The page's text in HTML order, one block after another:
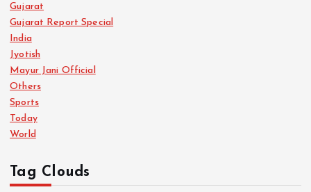
Gujarat
Gujarat Report Special
India
Jyotish
Mayur Jani Official
Others
Sports
Today
World
Tag Clouds